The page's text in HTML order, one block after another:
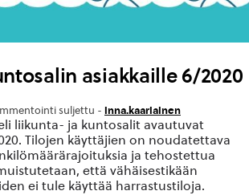
asiakkaille 6/2020
suljettu - inna.kaariainen
liikunta- ja kuntosalit avautuvat
Tilojen käyttäjien on noudatettava
ja tehostettua
että vähäisestikään
ei tule käyttää harrastustiloja.